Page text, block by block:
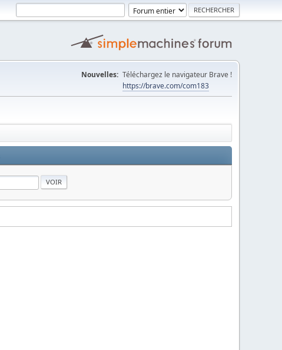
Nouvelles: Téléchargez le navigateur Brave !
https://brave.com/com183